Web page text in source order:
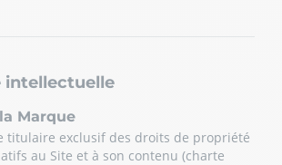
intellectuelle
Marque
titulaire exclusif des droits de propriété
au Site et à son contenu (charte